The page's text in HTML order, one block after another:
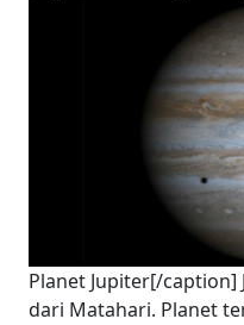
Planet Jupiter[/
dari Matahari. Planet